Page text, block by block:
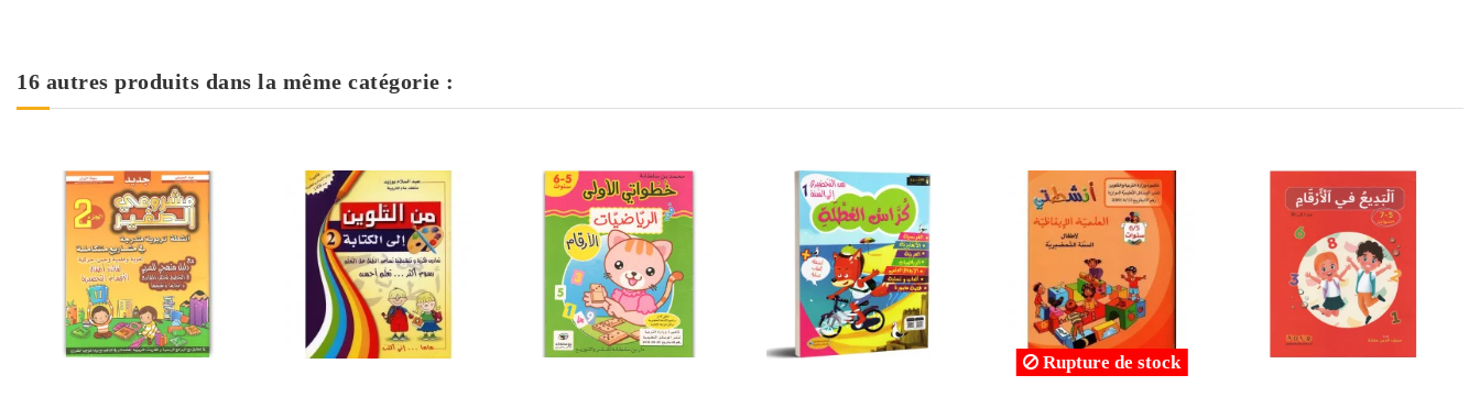
16 autres produits dans la même catégorie :
Rupture de stock Rupture de stock Rupture de stock